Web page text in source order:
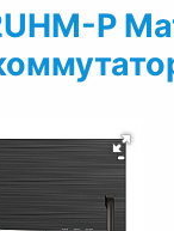
P